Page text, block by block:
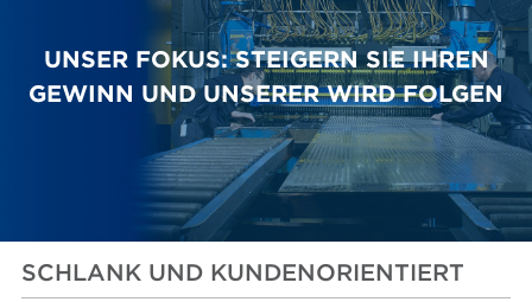
UNSER FOKUS: STEIGERN SIE IHREN
GEWINN UND UNSERER WIRD FOLGEN
SCHLANK UND KUNDENORIENTIERT